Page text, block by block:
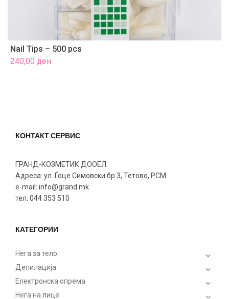
Nail Tips – 500 pcs
240,00 ден
КОНТАКТ СЕРВИС
ГРАНД-КОЗМЕТИК ДООЕЛ
Адреса: ул. Ѓоце Симовски бр.3, Тетово, РСМ
e-mail: info@grand.mk
тел: 044 353 510
КАТЕГОРИИ
Нега за тело
Депилација
Електронска опрема
Нега на лице